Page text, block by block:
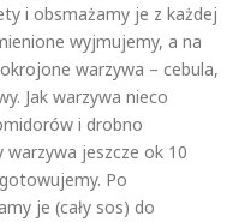
i obsmażamy je z każdej
wyjmujemy, a na
warzywa – cebula,
Jak warzywa nieco
i drobno
jeszcze ok 10
Po
je (cały sos) do